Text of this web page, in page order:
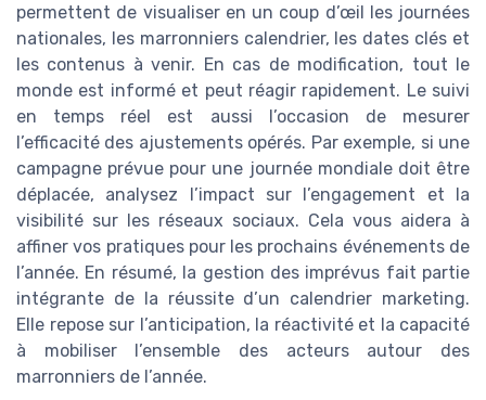
permettent de visualiser en un coup d’œil les journées
nationales, les marronniers calendrier, les dates clés et
les contenus à venir. En cas de modification, tout le
monde est informé et peut réagir rapidement. Le suivi
en temps réel est aussi l’occasion de mesurer
l’efficacité des ajustements opérés. Par exemple, si une
campagne prévue pour une journée mondiale doit être
déplacée, analysez l’impact sur l’engagement et la
visibilité sur les réseaux sociaux. Cela vous aidera à
affiner vos pratiques pour les prochains événements de
l’année. En résumé, la gestion des imprévus fait partie
intégrante de la réussite d’un calendrier marketing.
Elle repose sur l’anticipation, la réactivité et la capacité
à mobiliser l’ensemble des acteurs autour des
marronniers de l’année.